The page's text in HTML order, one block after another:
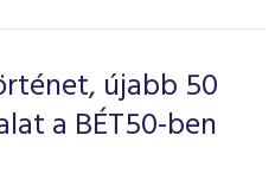
újabb 50
a BÉT50-ben